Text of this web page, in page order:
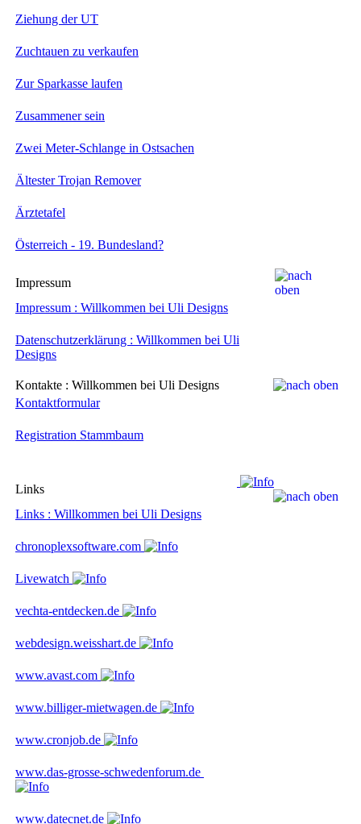
Ziehung der UT
Zuchtauen zu verkaufen
Zur Sparkasse laufen
Zusammener sein
Zwei Meter-Schlange in Ostsachen
Ältester Trojan Remover
Ärztetafel
Österreich - 19. Bundesland?
Impressum
Impressum : Willkommen bei Uli Designs
Datenschutzerklärung : Willkommen bei Uli
Designs
Kontakte : Willkommen bei Uli Designs
Kontaktformular
Registration Stammbaum
Links
Links : Willkommen bei Uli Designs
chronoplexsoftware.com
Livewatch
vechta-entdecken.de
webdesign.weisshart.de
www.avast.com
www.billiger-mietwagen.de
www.cronjob.de
www.das-grosse-schwedenforum.de
www.datecnet.de